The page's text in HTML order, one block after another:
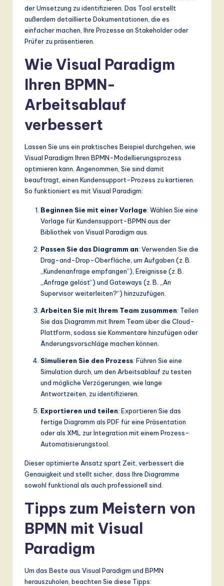
der Umsetzung zu identifizieren. Das Tool erstellt
außerdem detaillierte Dokumentationen, die es
einfacher machen, Ihre Prozesse an Stakeholder oder
Prüfer zu präsentieren.
Wie Visual Paradigm
Ihren BPMN-
Arbeitsablauf
verbessert
Lassen Sie uns ein praktisches Beispiel durchgehen, wie
Visual Paradigm Ihren BPMN-Modellierungsprozess
optimieren kann. Angenommen, Sie sind damit
beauftragt, einen Kundensupport-Prozess zu kartieren.
So funktioniert es mit Visual Paradigm:
Beginnen Sie mit einer Vorlage: Wählen Sie eine
Vorlage für Kundensupport-BPMN aus der
Bibliothek von Visual Paradigm aus.
Passen Sie das Diagramm an: Verwenden Sie die
Drag-and-Drop-Oberfläche, um Aufgaben (z. B.
„Kundenanfrage empfangen“), Ereignisse (z. B.
„Anfrage gelöst“) und Gateways (z. B. „An
Supervisor weiterleiten?“) hinzuzufügen.
Arbeiten Sie mit Ihrem Team zusammen: Teilen
Sie das Diagramm mit Ihrem Team über die Cloud-
Plattform, sodass sie Kommentare hinzufügen oder
Änderungsvorschläge machen können.
Simulieren Sie den Prozess: Führen Sie eine
Simulation durch, um den Arbeitsablauf zu testen
und mögliche Verzögerungen, wie lange
Antwortzeiten, zu identifizieren.
Exportieren und teilen: Exportieren Sie das
fertige Diagramm als PDF für eine Präsentation
oder als XML zur Integration mit einem Prozess-
Automatisierungstool.
Dieser optimierte Ansatz spart Zeit, verbessert die
Genauigkeit und stellt sicher, dass Ihre Diagramme
sowohl funktional als auch professionell sind.
Tipps zum Meistern von
BPMN mit Visual
Paradigm
Um das Beste aus Visual Paradigm und BPMN
herauszuholen, beachten Sie diese Tipps: